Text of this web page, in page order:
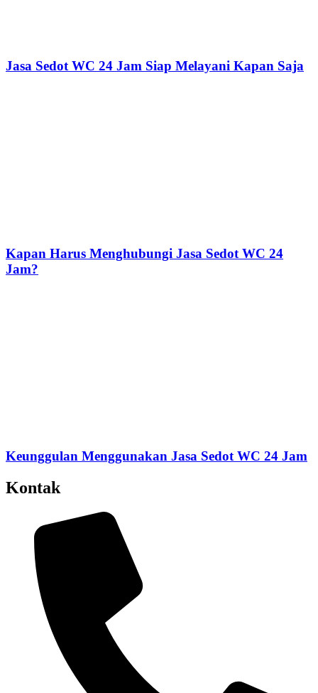
Jasa Sedot WC 24 Jam Siap Melayani Kapan Saja
Kapan Harus Menghubungi Jasa Sedot WC 24
Jam?
Keunggulan Menggunakan Jasa Sedot WC 24 Jam
Kontak